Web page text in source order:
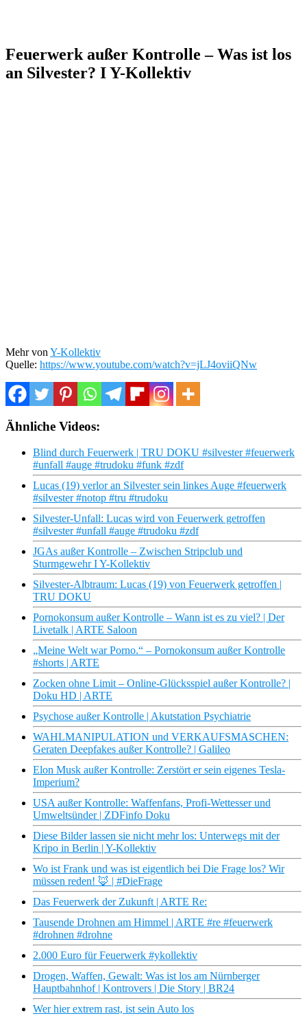
Feuerwerk außer Kontrolle – Was ist los
an Silvester? I Y-Kollektiv
Mehr von Y-Kollektiv
Quelle: https://www.youtube.com/watch?v=jLJ4oviiQNw
Ähnliche Videos:
Blind durch Feuerwerk | TRU DOKU #silvester #feuerwerk
#unfall #auge #trudoku #funk #zdf
Lucas (19) verlor an Silvester sein linkes Auge #feuerwerk
#silvester #notop #tru #trudoku
Silvester-Unfall: Lucas wird von Feuerwerk getroffen
#silvester #unfall #auge #trudoku #zdf
JGAs außer Kontrolle – Zwischen Stripclub und
Sturmgewehr I Y-Kollektiv
Silvester-Albtraum: Lucas (19) von Feuerwerk getroffen |
TRU DOKU
Pornokonsum außer Kontrolle – Wann ist es zu viel? | Der
Livetalk | ARTE Saloon
„Meine Welt war Porno.“ – Pornokonsum außer Kontrolle
#shorts | ARTE
Zocken ohne Limit – Online-Glücksspiel außer Kontrolle? |
Doku HD | ARTE
Psychose außer Kontrolle | Akutstation Psychiatrie
WAHLMANIPULATION und VERKAUFSMASCHEN:
Geraten Deepfakes außer Kontrolle? | Galileo
Elon Musk außer Kontrolle: Zerstört er sein eigenes Tesla-
Imperium?
USA außer Kontrolle: Waffenfans, Profi-Wettesser und
Umweltsünder | ZDFinfo Doku
Diese Bilder lassen sie nicht mehr los: Unterwegs mit der
Kripo in Berlin | Y-Kollektiv
Wo ist Frank und was ist eigentlich bei Die Frage los? Wir
müssen reden! 🦊 | #DieFrage
Das Feuerwerk der Zukunft | ARTE Re:
Tausende Drohnen am Himmel | ARTE #re #feuerwerk
#drohnen #drohne
2.000 Euro für Feuerwerk #ykollektiv
Drogen, Waffen, Gewalt: Was ist los am Nürnberger
Hauptbahnhof | Kontrovers | Die Story | BR24
Wer hier extrem rast, ist sein Auto los